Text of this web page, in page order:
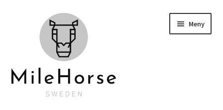
navigering
Meny